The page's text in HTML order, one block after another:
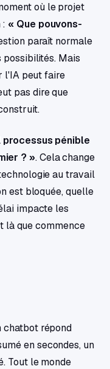
où le projet
: « Que pouvons-
paraît normale
Mais
l'IA peut faire
pas dire que
processus pénible
? ». Cela change
au travail
est bloquée, quelle
impacte les
là que commence
chatbot répond
en secondes, un
Tout le monde